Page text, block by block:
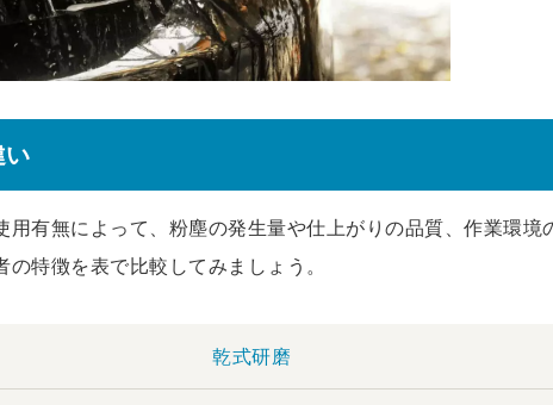
い
有無によって、粉塵の発生量や仕上がりの品質、作業環境
特徴を表で比較してみましょう。
乾式研磨